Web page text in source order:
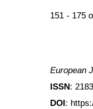
151 - 175
European
ISSN:
DOI: